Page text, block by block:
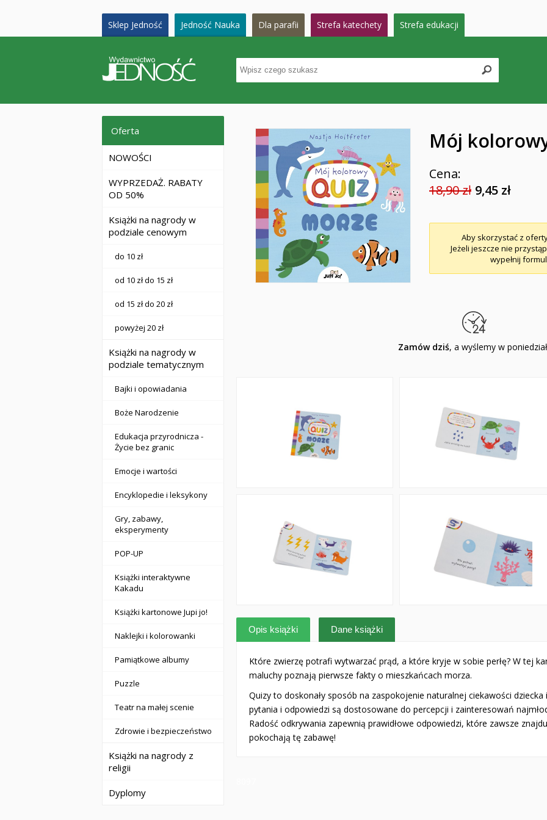
Sklep Jedność Jedność Nauka Dla parafii Strefa katechety Strefa edukacji
Oferta
NOWOŚCI
WYPRZEDAŻ. RABATY
OD 50%
Książki na nagrody w
podziale cenowym
do 10 zł
od 10 zł do 15 zł
od 15 zł do 20 zł
powyżej 20 zł
Książki na nagrody w
podziale tematycznym
Bajki i opowiadania
Boże Narodzenie
Edukacja przyrodnicza -
Życie bez granic
Emocje i wartości
Encyklopedie i leksykony
Gry, zabawy,
eksperymenty
POP-UP
Książki interaktywne
Kakadu
Książki kartonowe Jupi jo!
Naklejki i kolorowanki
Pamiątkowe albumy
Puzzle
Teatr na małej scenie
Zdrowie i bezpieczeństwo
Książki na nagrody z
religii
Dyplomy
Mój
Cena:
18,90 zł 9,45 zł
Aby skorzystać z
Jeżeli jeszcze nie
wypełnij
Zamów dziś, a wyślemy w
Opis książki Dane książki
Które zwierzę potrafi wytwarzać prąd, a które kryje w sobie perłę? W tej
maluchy poznają pierwsze fakty o mieszkańcach morza.
Quizy to doskonały sposób na zaspokojenie naturalnej ciekawości
pytania i odpowiedzi są dostosowane do percepcji i zainteresowań
Radość odkrywania zapewnią prawidłowe odpowiedzi, które zawsze
pokochają tę zabawę!